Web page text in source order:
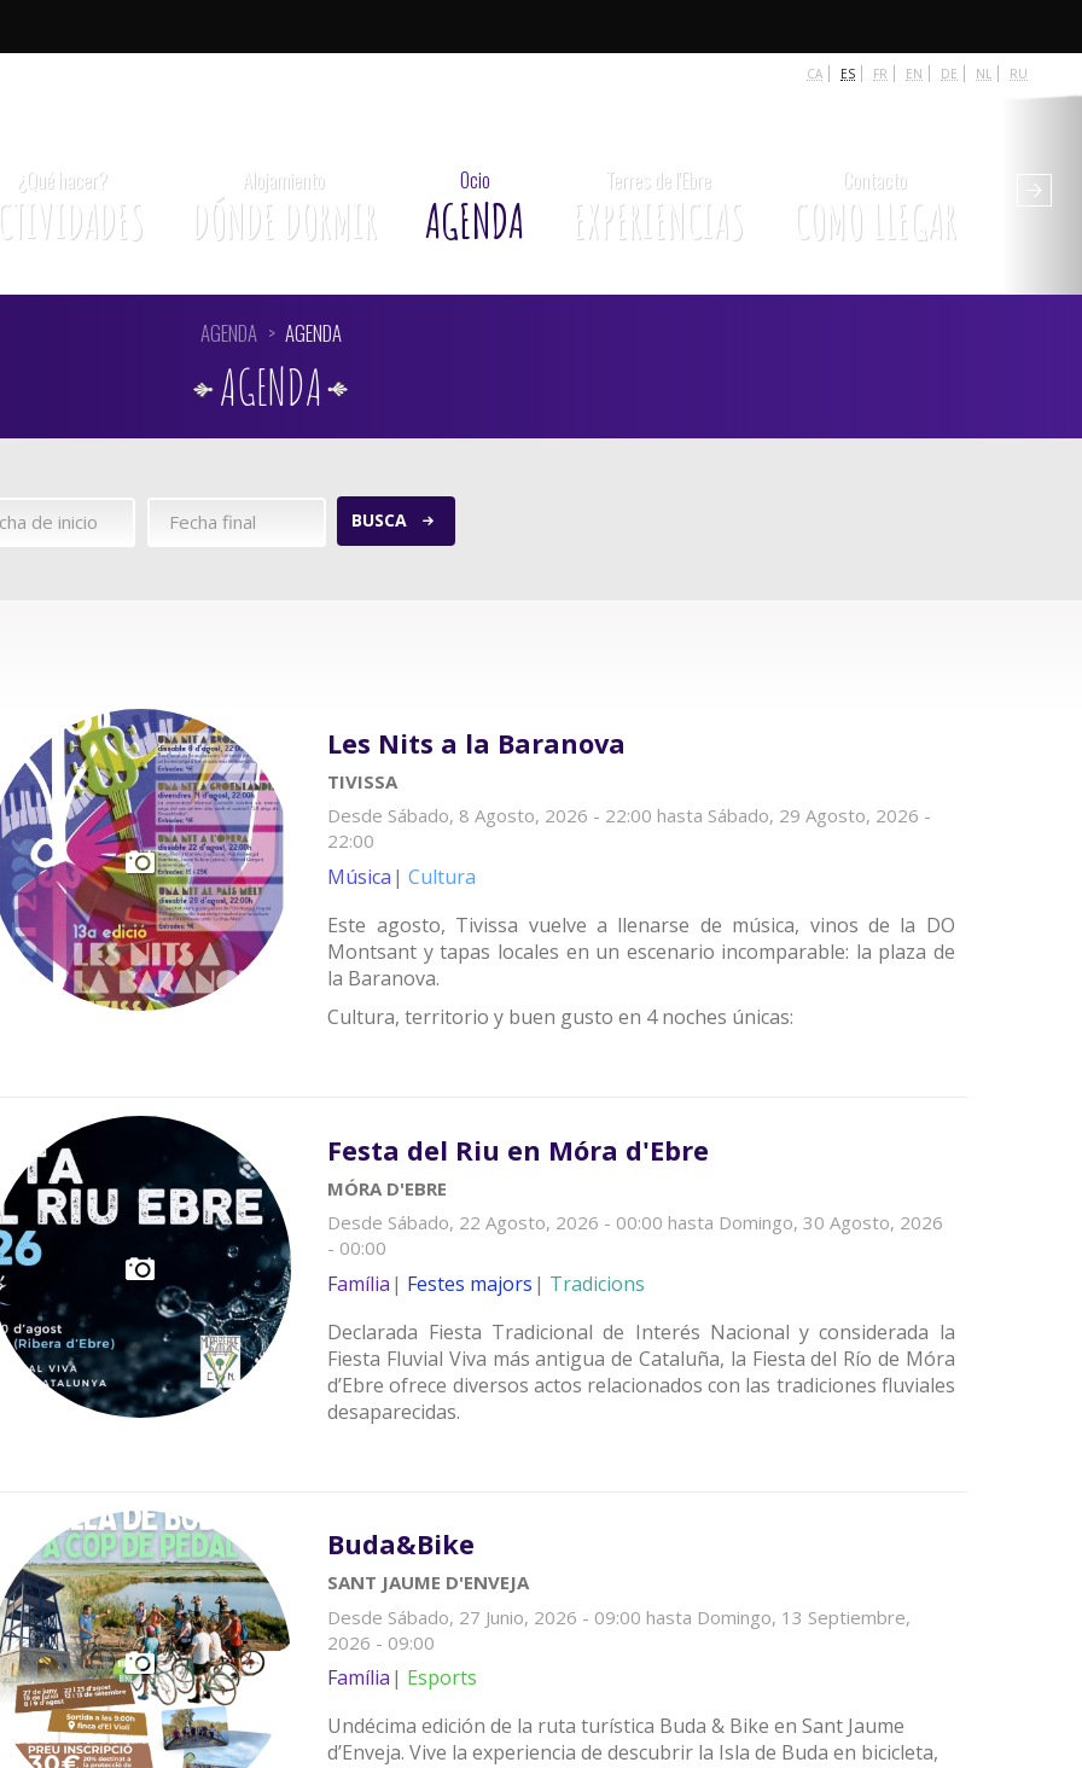
CA ES FR EN DE NL RU
¿Qué hacer? Alojamiento
DÓNDE DORMIR
Ocio
AGENDA
Terres de l'Ebre
EXPERIENCIAS
Contacto
COMO LLEGAR
AGENDA AGENDA
AGENDA
BUSCA
Les Nits a la Baranova
TIVISSA
Desde Sábado, 8 Agosto, 2026 - 22:00 hasta Sábado, 29 Agosto, 2026 -
22:00
Música
Cultura
Este agosto, Tivissa vuelve a llenarse de música, vinos de la DO
Montsant y tapas locales en un escenario incomparable: la plaza de
la Baranova.
Cultura, territorio y buen gusto en 4 noches únicas:
Festa del Riu en Móra d'Ebre
MÓRA D'EBRE
Desde Sábado, 22 Agosto, 2026 - 00:00 hasta Domingo, 30 Agosto, 2026
- 00:00
Família Festes majors
Tradicions
Declarada Fiesta Tradicional de Interés Nacional y considerada la
Fiesta Fluvial Viva más antigua de Cataluña, la Fiesta del Río de Móra
d’Ebre ofrece diversos actos relacionados con las tradiciones fluviales
desaparecidas.
Buda&Bike
SANT JAUME D'ENVEJA
Desde Sábado, 27 Junio, 2026 - 09:00 hasta Domingo, 13 Septiembre,
2026 - 09:00
Família
Esports
Undécima edición de la ruta turística Buda & Bike en Sant Jaume
d’Enveja. Vive la experiencia de descubrir la Isla de Buda en bicicleta,